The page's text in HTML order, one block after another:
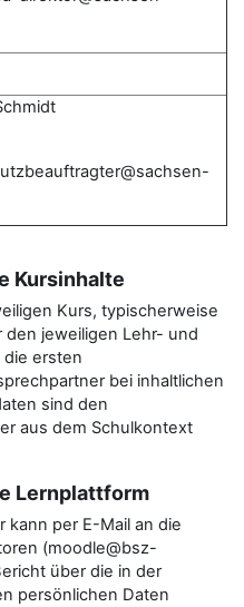
Kursinhalte
Kurs, typischerweise
jeweiligen Lehr- und
ersten
bei inhaltlichen
sind den
aus dem Schulkontext
Lernplattform
per E-Mail an die
(moodle@bsz-
über die in der
persönlichen Daten